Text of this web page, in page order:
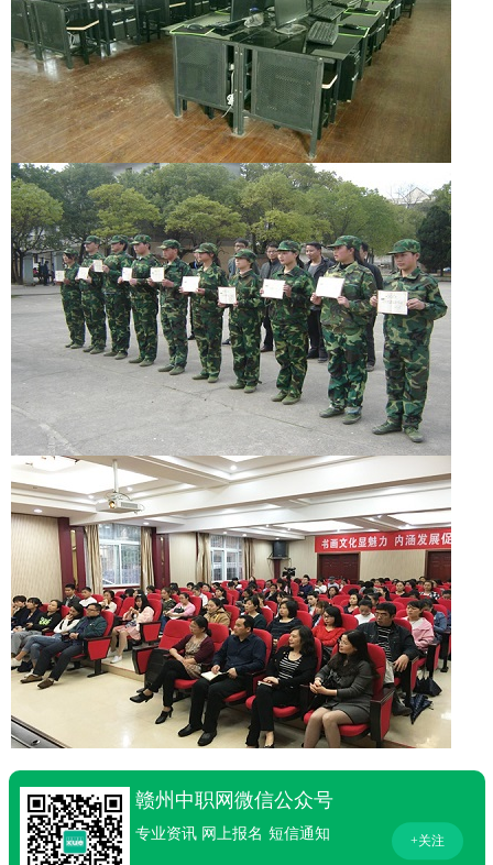
赣州中职网微信公众号
专业资讯 网上报名 短信通知 +关注